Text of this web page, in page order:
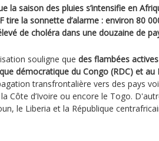
la saison des pluies s’intensifie en
tire la sonnette d’alarme : environ 80
de choléra dans une douzaine de
souligne que des flambées
démocratique du Congo (RDC) et au
transfrontalière vers des pays
Côte d’Ivoire ou encore le Togo.
le Liberia et la République